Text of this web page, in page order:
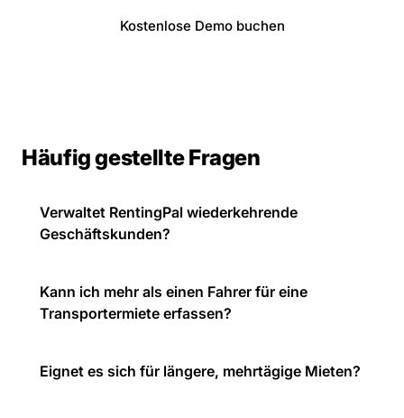
Kostenlose Demo buchen
Häufig gestellte Fragen
Verwaltet RentingPal wiederkehrende
Geschäftskunden?
Kann ich mehr als einen Fahrer für eine
Transportermiete erfassen?
Eignet es sich für längere, mehrtägige Mieten?